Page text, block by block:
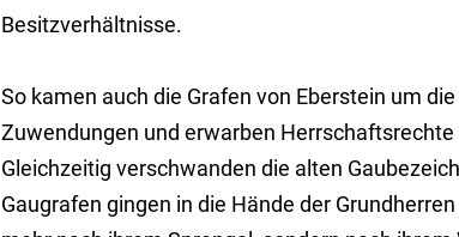
Besitzverhältnisse.
So kamen auch die Grafen von Eberstein um
Zuwendungen und erwarben
Gleichzeitig verschwanden die alten
Gaugrafen gingen in die Hände der